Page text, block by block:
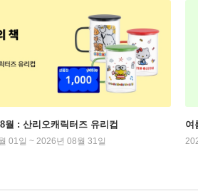
월 : 산리오캐릭터즈 유리컵
01일 ~ 2026년 08월 31일
여